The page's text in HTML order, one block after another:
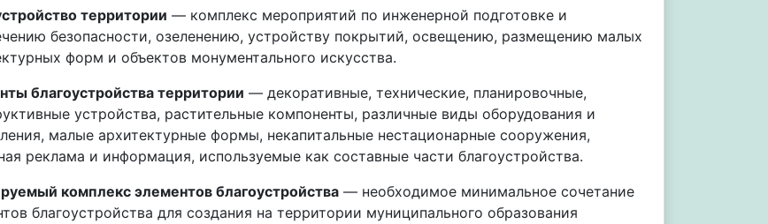
территории — комплекс мероприятий по инженерной подготовке и
безопасности, озеленению, устройству покрытий, освещению, размещению малых
форм и объектов монументального искусства.
благоустройства территории — декоративные, технические, планировочные,
устройства, растительные компоненты, различные виды оборудования и
малые архитектурные формы, некапитальные нестационарные сооружения,
реклама и информация, используемые как составные части благоустройства.
комплекс элементов благоустройства — необходимое минимальное сочетание
благоустройства для создания на территории муниципального образования